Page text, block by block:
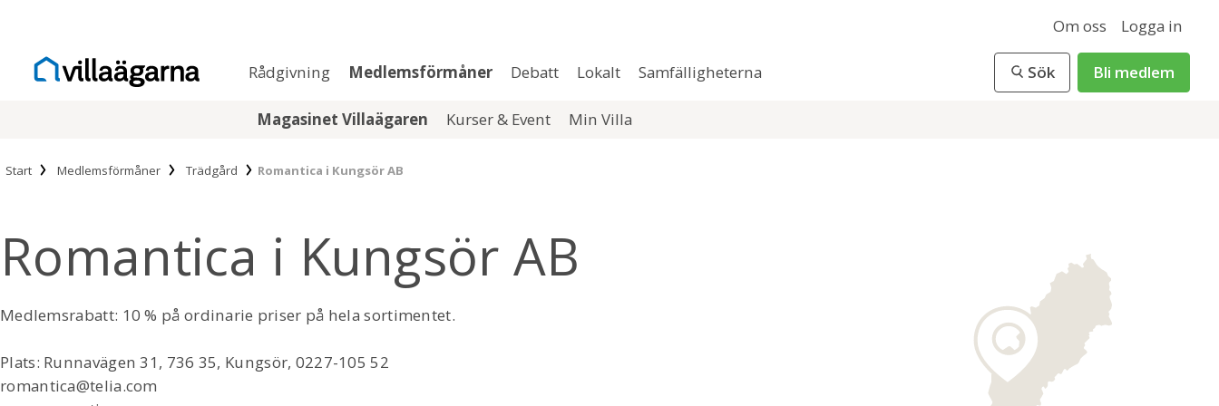
Om oss Logga in
Rådgivning Medlemsförmåner Debatt Lokalt Samfälligheterna Sök Bli medlem
Magasinet Villaägaren Kurser & Event Min Villa
Start Medlemsförmåner Trädgård Romantica i Kungsör AB
Romantica i Kungsör AB
Medlemsrabatt: 10 % på ordinarie priser på hela sortimentet.
Plats: Runnavägen 31, 736 35, Kungsör, 0227-105 52
romantica@telia.com